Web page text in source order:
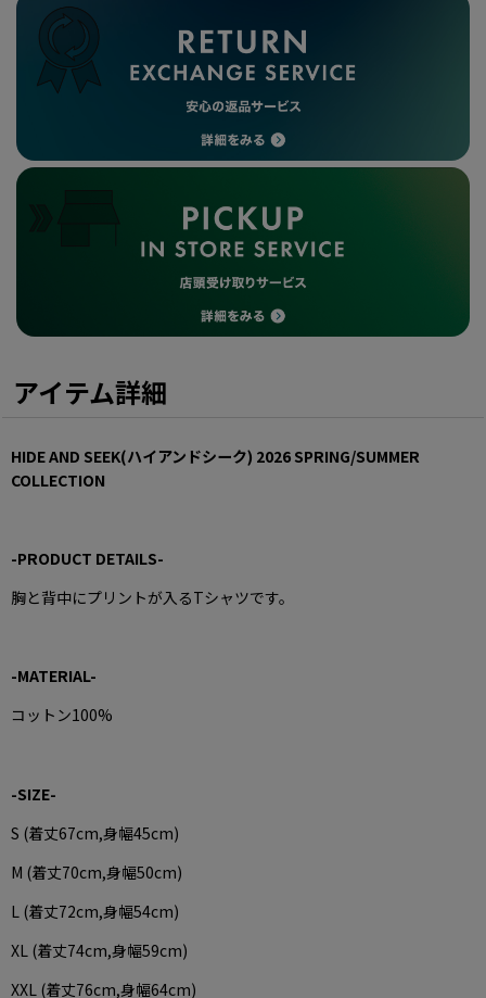
アイテム詳細
HIDE AND SEEK(ハイアンドシーク) 2026 SPRING/SUMMER
COLLECTION
-PRODUCT DETAILS-
胸と背中にプリントが入るTシャツです。
-MATERIAL-
コットン100%
-SIZE-
S (着丈67cm,身幅45cm)
M (着丈70cm,身幅50cm)
L (着丈72cm,身幅54cm)
XL (着丈74cm,身幅59cm)
XXL (着丈76cm,身幅64cm)